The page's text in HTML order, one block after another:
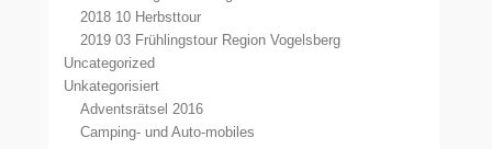
2018 10 Herbsttour
2019 03 Frühlingstour Region Vogelsberg
Uncategorized
Unkategorisiert
Adventsrätsel 2016
Camping- und Auto-mobiles